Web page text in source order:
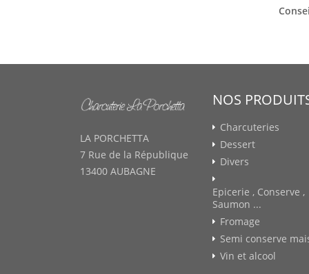
LA PORCHETTA
7 Rue de la République
13400 AUBAGNE
NOS
Charcuteries
Dessert
Divers
Epicerie , Conserve ,
Saumon ...
Fromage
Semi conserve
Vin et alcool